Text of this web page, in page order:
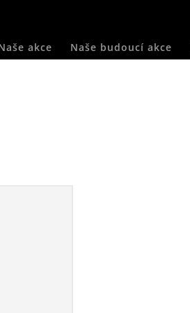
akce Naše budoucí akce